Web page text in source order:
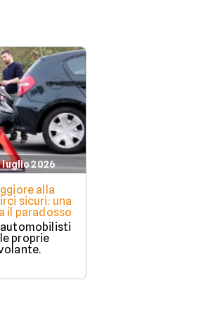
luglio 2026
alla
sicuri: una
il paradosso
proprie